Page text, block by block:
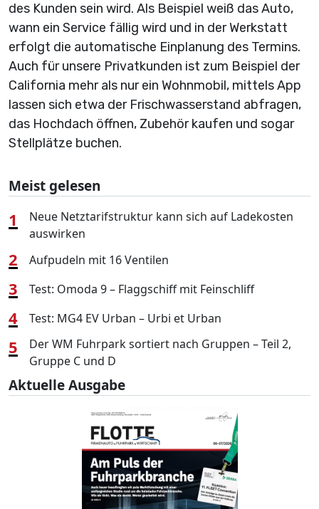
des Kunden sein wird. Als Beispiel weiß das Auto,
wann ein Service fällig wird und in der Werkstatt
erfolgt die automatische Einplanung des Termins.
Auch für unsere Privatkunden ist zum Beispiel der
California mehr als nur ein Wohnmobil, mittels App
lassen sich etwa der Frischwasserstand abfragen,
das Hochdach öffnen, Zubehör kaufen und sogar
Stellplätze buchen.
Meist gelesen
1
Neue Netztarifstruktur kann sich auf Ladekosten
auswirken
2 Aufpudeln mit 16 Ventilen
3 Test: Omoda 9 – Flaggschiff mit Feinschliff
4 Test: MG4 EV Urban – Urbi et Urban
5
Der WM Fuhrpark sortiert nach Gruppen – Teil 2,
Gruppe C und D
Aktuelle Ausgabe